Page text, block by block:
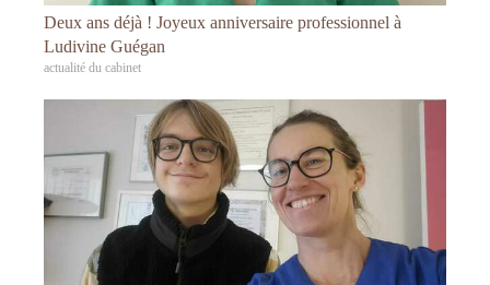
Deux ans déjà ! Joyeux anniversaire professionnel à
Ludivine Guégan
actualité du cabinet